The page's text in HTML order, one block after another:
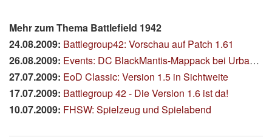
Mehr zum Thema Battlefield 1942
24.08.2009: Battlegroup42: Vorschau auf Patch 1.61
26.08.2009: Events: DC BlackMantis-Mappack bei Urban Warfare
27.07.2009: EoD Classic: Version 1.5 in Sichtweite
17.07.2009: Battlegroup 42 - Die Version 1.6 ist da!
10.07.2009: FHSW: Spielzeug und Spielabend